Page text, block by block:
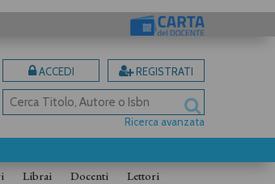
ACCEDI REGISTRATI
Ricerca avanzata
Librai Docenti Lettori